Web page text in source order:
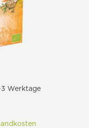
Werktage